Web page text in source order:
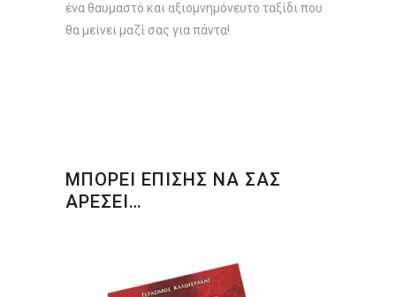
ένα θαυμαστό και αξιομνημόνευτο ταξίδι που
θα μείνει μαζί σας για πάντα!
ΜΠΟΡΕΙ ΕΠΙΣΗΣ ΝΑ ΣΑΣ
ΑΡΕΣΕΙ…